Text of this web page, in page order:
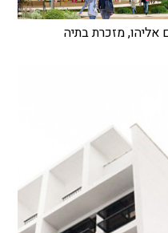
מזכרת בתיה